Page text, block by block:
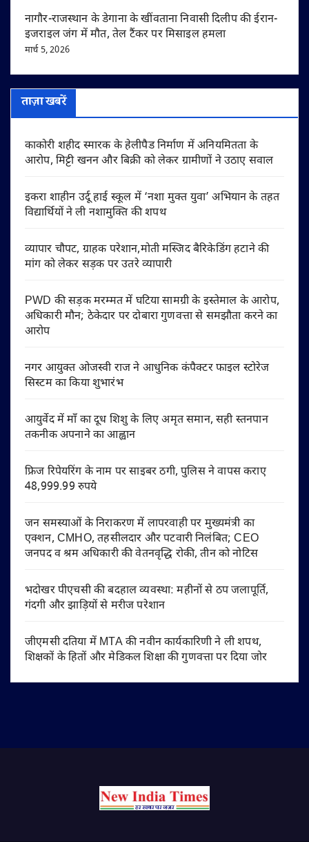
नागौर-राजस्थान के डेगाना के खींवताना निवासी दिलीप की ईरान-
इजराइल जंग में मौत, तेल टैंकर पर मिसाइल हमला
मार्च 5, 2026
ताज़ा खबरें
काकोरी शहीद स्मारक के हेलीपैड निर्माण में अनियमितता के
आरोप, मिट्टी खनन और बिक्री को लेकर ग्रामीणों ने उठाए सवाल
इकरा शाहीन उर्दू हाई स्कूल में ‘नशा मुक्त युवा’ अभियान के तहत
विद्यार्थियों ने ली नशामुक्ति की शपथ
व्यापार चौपट, ग्राहक परेशान,मोती मस्जिद बैरिकेडिंग हटाने की
मांग को लेकर सड़क पर उतरे व्यापारी
PWD की सड़क मरम्मत में घटिया सामग्री के इस्तेमाल के आरोप,
अधिकारी मौन; ठेकेदार पर दोबारा गुणवत्ता से समझौता करने का
आरोप
नगर आयुक्त ओजस्वी राज ने आधुनिक कंपैक्टर फाइल स्टोरेज
सिस्टम का किया शुभारंभ
आयुर्वेद में माँ का दूध शिशु के लिए अमृत समान, सही स्तनपान
तकनीक अपनाने का आह्वान
फ्रिज रिपेयरिंग के नाम पर साइबर ठगी, पुलिस ने वापस कराए
48,999.99 रुपये
जन समस्याओं के निराकरण में लापरवाही पर मुख्यमंत्री का
एक्शन, CMHO, तहसीलदार और पटवारी निलंबित; CEO
जनपद व श्रम अधिकारी की वेतनवृद्धि रोकी, तीन को नोटिस
भदोखर पीएचसी की बदहाल व्यवस्था: महीनों से ठप जलापूर्ति,
गंदगी और झाड़ियों से मरीज परेशान
जीएमसी दतिया में MTA की नवीन कार्यकारिणी ने ली शपथ,
शिक्षकों के हितों और मेडिकल शिक्षा की गुणवत्ता पर दिया जोर